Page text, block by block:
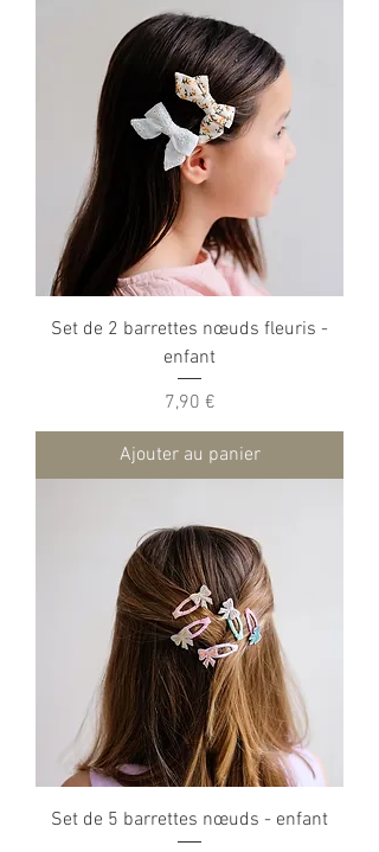
Set de 2 barrettes nœuds fleuris -
enfant
Prix
7,90 €
Ajouter au panier
Set de 5 barrettes nœuds - enfant